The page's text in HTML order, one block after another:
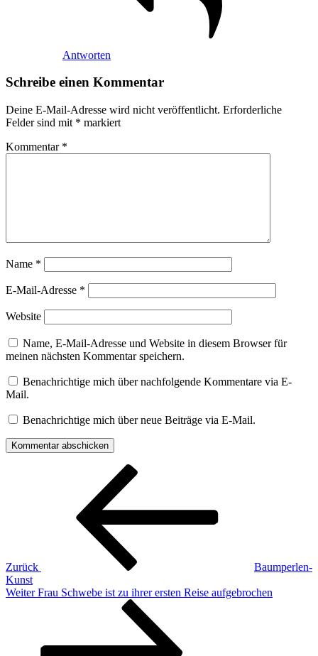
Antworten
Schreibe einen Kommentar
Deine E-Mail-Adresse wird nicht veröffentlicht. Erforderliche
Felder sind mit * markiert
Kommentar *
Name *
E-Mail-Adresse *
Website
Name, E-Mail-Adresse und Website in diesem Browser für
meinen nächsten Kommentar speichern.
Benachrichtige mich über nachfolgende Kommentare via E-
Mail.
Benachrichtige mich über neue Beiträge via E-Mail.
Beitragsnavigation
Zurück
Baumperlen-
Kunst
Nächster
Weiter Frau Schwebe ist zu ihrer ersten Reise aufgebrochen